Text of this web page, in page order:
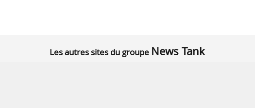
Les autres sites du groupe News Tank